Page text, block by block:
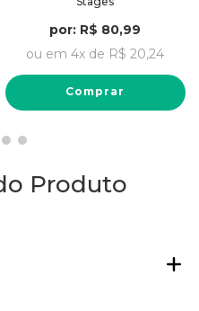
por: R$ 80,99
ou em 4x de R$ 20,24
Comprar
Produto